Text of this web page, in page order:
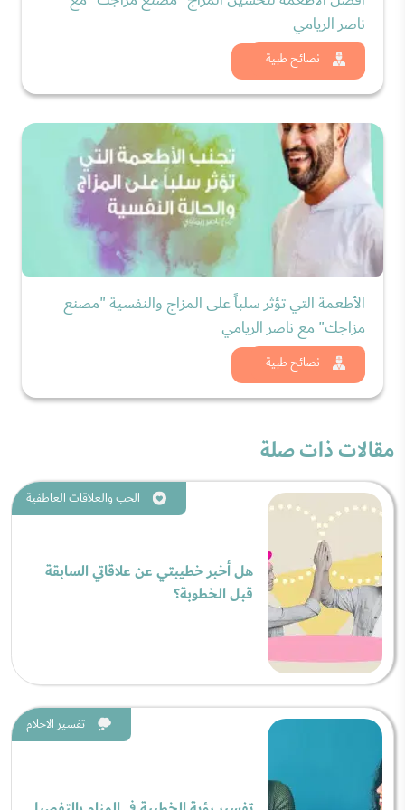
نصائح طبية
ناصر الريامي
شاهد الان
نصائح طبية
الأطعمة التي تؤثر سلباً على المزاج والنفسية "مصنع
مزاجك" مع ناصر الريامي
شاهد الان
مقالات ذات صلة
الحب والعلاقات العاطفية
هل أخبر خطيبتي عن علاقاتي السابقة
قبل الخطوبة؟
تفسير الاحلام